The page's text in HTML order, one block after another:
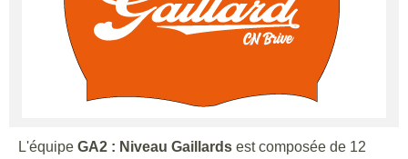
L'équipe GA2 : Niveau Gaillards est composée de 12